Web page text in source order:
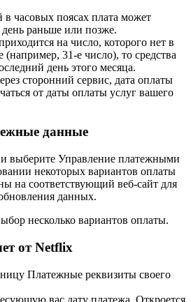
в часовых поясах плата может
раньше или позже.
на число, которого нет в
(например, 31-е число), то средства
день этого месяца.
сторонний сервис, дата оплаты
от даты оплаты услуг вашего
данные
выберите Управление платежными
некоторых вариантов оплаты
на соответствующий веб-сайт для
данных.
несколько вариантов оплаты.
от Netflix
Платежные реквизиты своего
вас дату платежа. Откроется